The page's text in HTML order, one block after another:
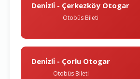
Deni̇zli̇ - Çerkezköy Otogar
Otobüs Bileti
Deni̇zli̇ - Çorlu Otogar
Otobüs Bileti